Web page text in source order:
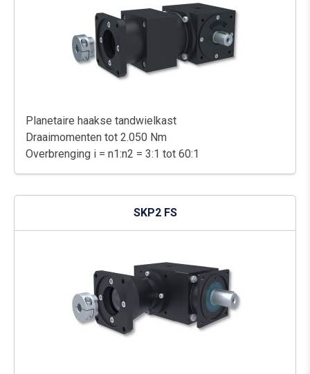
Planetaire haakse tandwielkast
Draaimomenten tot 2.050 Nm
Overbrenging i = n1:n2 = 3:1 tot 60:1
SKP2 FS